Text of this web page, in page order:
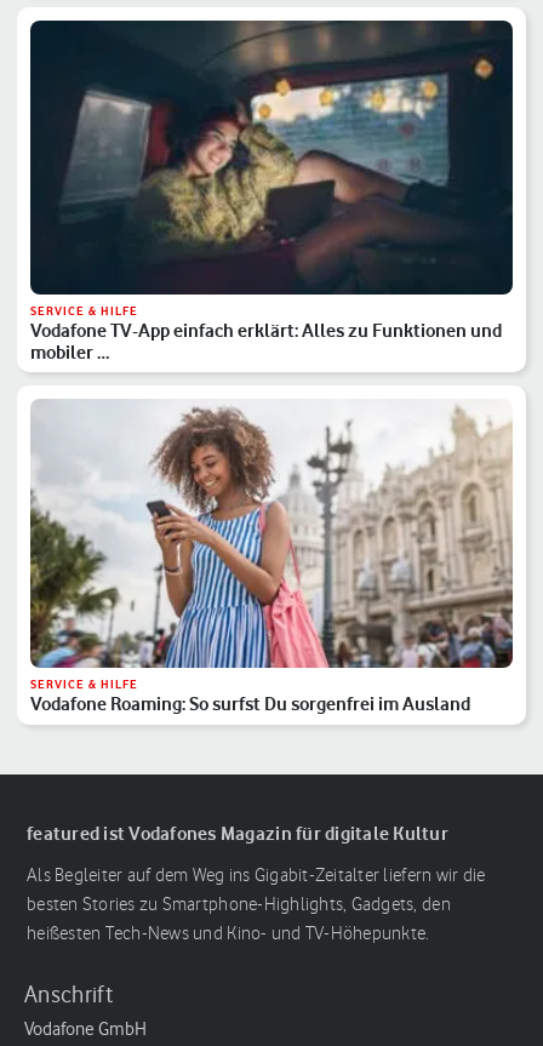
SERVICE & HILFE
Vodafone TV-App einfach erklärt: Alles zu Funktionen und
mobiler …
SERVICE & HILFE
Vodafone Roaming: So surfst Du sorgenfrei im Ausland
featured ist Vodafones Magazin für digitale Kultur
Als Begleiter auf dem Weg ins Gigabit-Zeitalter liefern wir die
besten Stories zu Smartphone-Highlights, Gadgets, den
heißesten Tech-News und Kino- und TV-Höhepunkte.
Anschrift
Vodafone GmbH